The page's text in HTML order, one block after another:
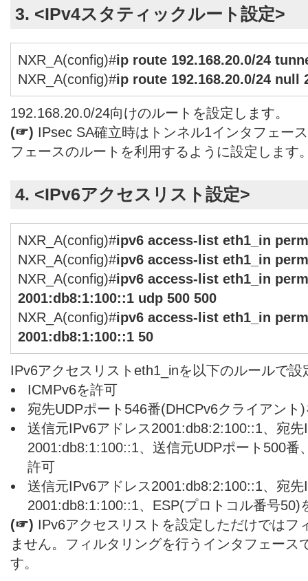
3. <IPv4スタティックルート設定>
NXR_A(config)#ip route 192.168.20.0/24
NXR_A(config)#ip route 192.168.20.0/24 null
192.168.20.0/24向けのルートを設定します。
(☞) IPsec SA確立時はトンネル1インタフェー
フェースのルートを利用するように設定します
4. <IPv6アクセスリスト設定>
NXR_A(config)#ipv6 access-list eth1_in
NXR_A(config)#ipv6 access-list eth1_in
NXR_A(config)#ipv6 access-list eth1_in
2001:db8:1:100::1 udp 500 500
NXR_A(config)#ipv6 access-list eth1_in
2001:db8:1:100::1 50
IPv6アクセスリストeth1_inを以下のルールで設
ICMPv6を許可
宛先UDPポート546番(DHCPv6クライアント
送信元IPv6アドレス2001:db8:2:100::1、宛
2001:db8:1:100::1、送信元UDPポート500番
許可
送信元IPv6アドレス2001:db8:2:100::1、宛
2001:db8:1:100::1、ESP(プロトコル番号50)
(☞) IPv6アクセスリストを設定しただけではフ
ません。フィルタリングを行うインタフェース
す。